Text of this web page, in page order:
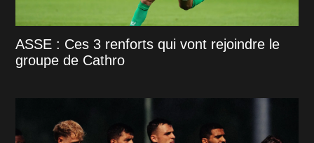
ASSE : Ces 3 renforts qui vont rejoindre le
groupe de Cathro